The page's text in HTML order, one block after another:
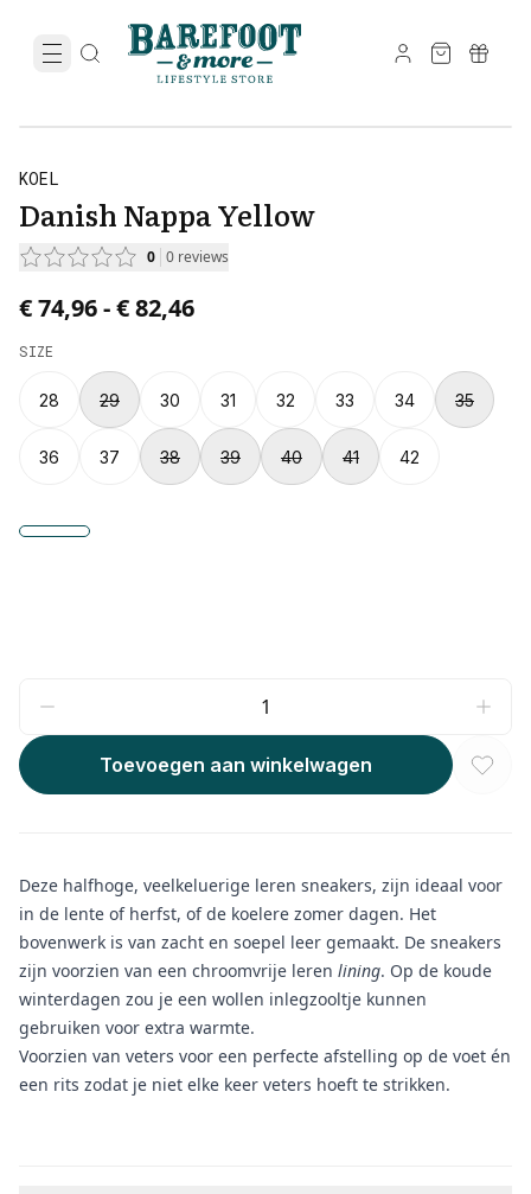
KOEL
Danish Nappa Yellow
0 0 reviews
Price from € 74,96 to € 82,46.
€ 74,96-€ 82,46
SIZE
28 29 30 31 32 33 34 35
36 37 38 39 40 41 42
Toevoegen aan winkelwagen
Deze halfhoge, veelkeluerige leren sneakers, zijn ideaal voor
in de lente of herfst, of de koelere zomer dagen. Het
bovenwerk is van zacht en soepel leer gemaakt. De sneakers
zijn voorzien van een chroomvrije leren lining. Op de koude
winterdagen zou je een wollen inlegzooltje kunnen
gebruiken voor extra warmte.
Voorzien van veters voor een perfecte afstelling op de voet én
een rits zodat je niet elke keer veters hoeft te strikken.